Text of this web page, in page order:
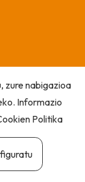
zure nabigazioa
Informazio
Politika